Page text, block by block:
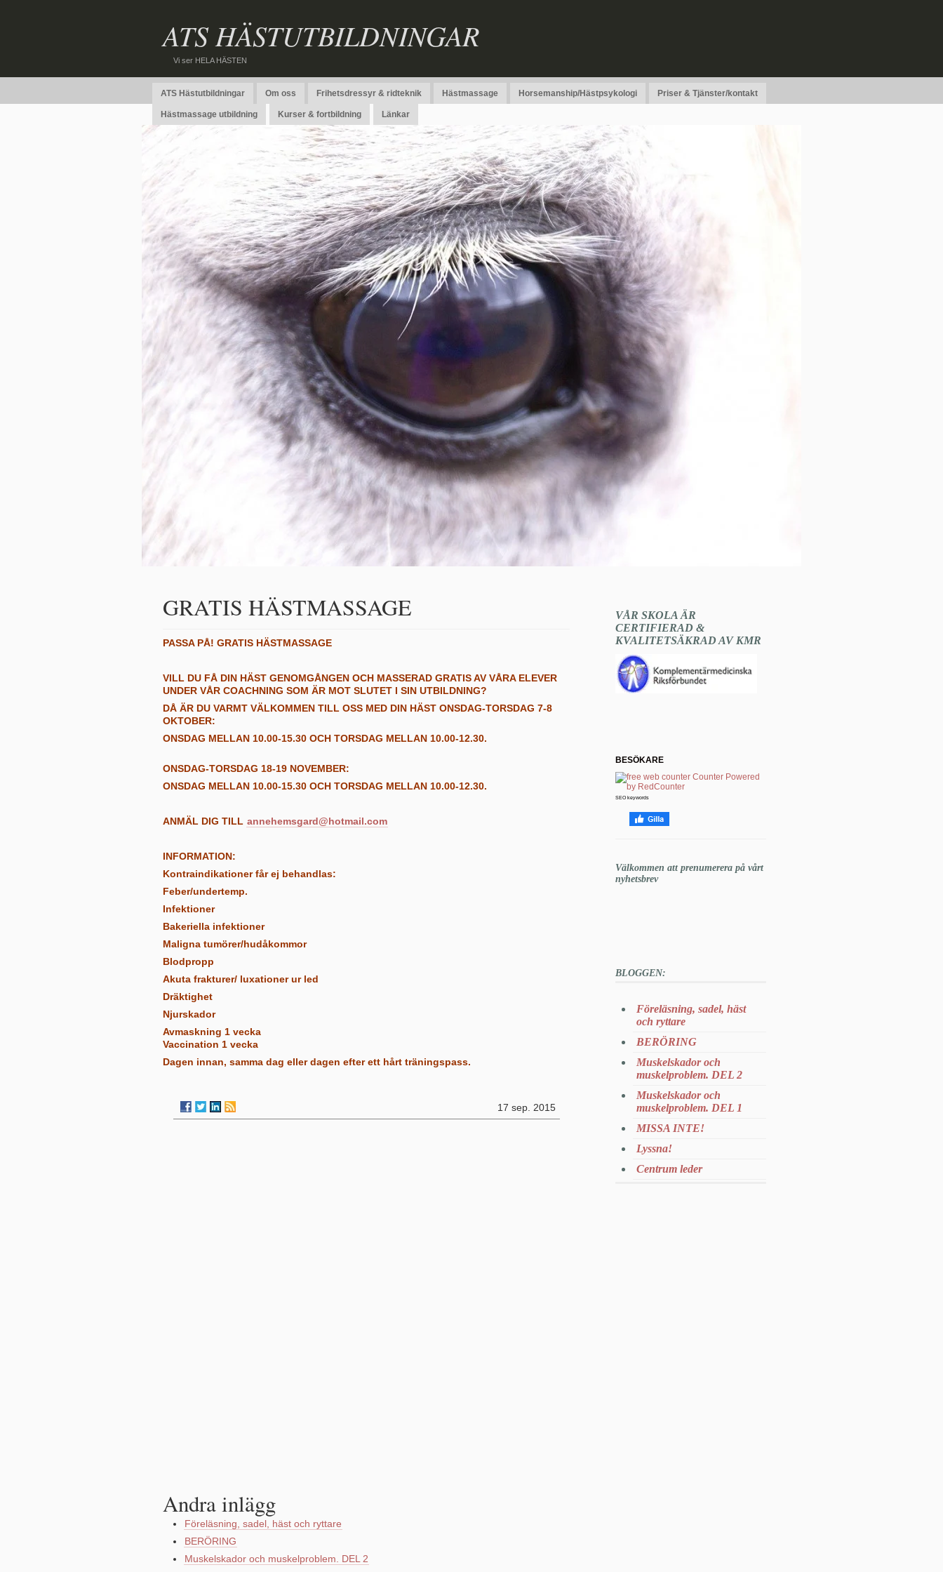
ATS HÄSTUTBILDNINGAR
Vi ser HELA HÄSTEN
ATS Hästutbildningar Om oss Frihetsdressyr & ridteknik Hästmassage Horsemanship/Hästpsykologi Priser & Tjänster/kontakt
Hästmassage utbildning Kurser & fortbildning Länkar
GRATIS HÄSTMASSAGE
PASSA PÅ! GRATIS HÄSTMASSAGE
VILL DU FÅ DIN HÄST GENOMGÅNGEN OCH MASSERAD GRATIS AV VÅRA ELEVER
UNDER VÅR COACHNING SOM ÄR MOT SLUTET I SIN UTBILDNING?
DÅ ÄR DU VARMT VÄLKOMMEN TILL OSS MED DIN HÄST ONSDAG-TORSDAG 7-8
OKTOBER:
ONSDAG MELLAN 10.00-15.30 OCH TORSDAG MELLAN 10.00-12.30.
ONSDAG-TORSDAG 18-19 NOVEMBER:
ONSDAG MELLAN 10.00-15.30 OCH TORSDAG MELLAN 10.00-12.30.
ANMÄL DIG TILL annehemsgard@hotmail.com
INFORMATION:
Kontraindikationer får ej behandlas:
Feber/undertemp.
Infektioner
Bakeriella infektioner
Maligna tumörer/hudåkommor
Blodpropp
Akuta frakturer/ luxationer ur led
Dräktighet
Njurskador
Avmaskning 1 vecka
Vaccination 1 vecka
Dagen innan, samma dag eller dagen efter ett hårt träningspass.
17 sep. 2015
Andra inlägg
Föreläsning, sadel, häst och ryttare
BERÖRING
Muskelskador och muskelproblem. DEL 2
VÅR SKOLA ÄR
CERTIFIERAD &
KVALITETSÄKRAD AV KMR
BESÖKARE
SEO keywords
Välkommen att prenumerera på vårt
nyhetsbrev
BLOGGEN:
Föreläsning, sadel, häst
och ryttare
BERÖRING
Muskelskador och
muskelproblem. DEL 2
Muskelskador och
muskelproblem. DEL 1
MISSA INTE!
Lyssna!
Centrum leder